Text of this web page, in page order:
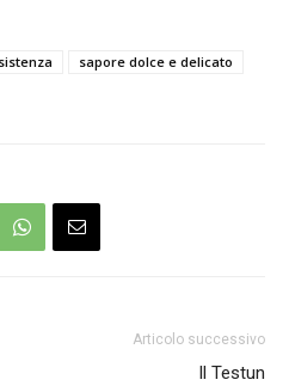
sapore dolce e delicato
Articolo successivo
Il Testun